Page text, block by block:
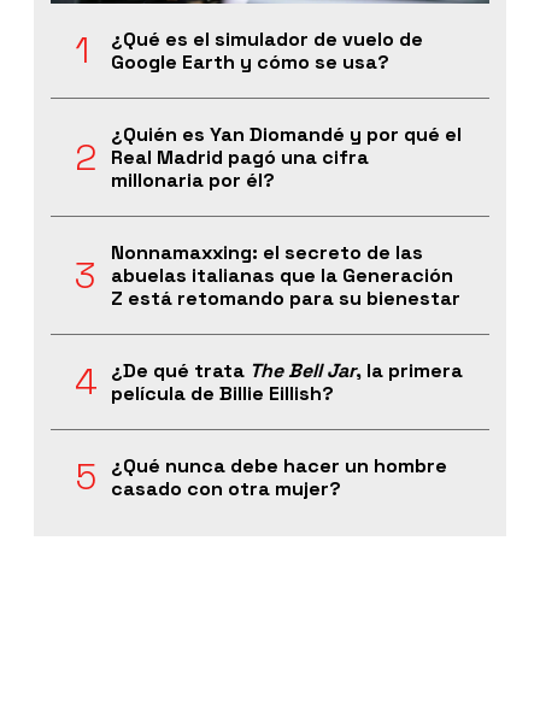
¿Qué es el simulador de vuelo de
Google Earth y cómo se usa?
¿Quién es Yan Diomandé y por qué el
Real Madrid pagó una cifra
millonaria por él?
Nonnamaxxing: el secreto de las
abuelas italianas que la Generación
Z está retomando para su bienestar
¿De qué trata The Bell Jar, la primera
película de Billie Eillish?
¿Qué nunca debe hacer un hombre
casado con otra mujer?